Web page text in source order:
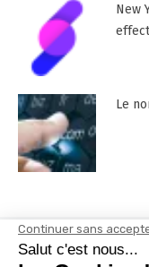
New
Le
Mentions Légales